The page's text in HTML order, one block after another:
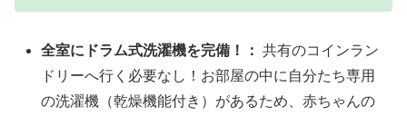
全室にドラム式洗濯機を完備！： 共有のコインラン
ドリーへ行く必要なし！お部屋の中に自分たち専用
の洗濯機（乾燥機能付き）があるため、赤ちゃんの